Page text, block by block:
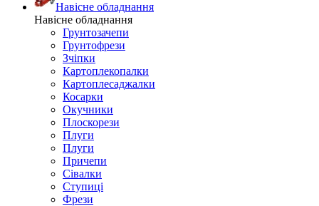
Навісне обладнання
Навісне обладнання
Грунтозачепи
Грунтофрези
Зчіпки
Картоплекопалки
Картоплесаджалки
Косарки
Окучники
Плоскорези
Плуги
Плуги
Причепи
Сівалки
Ступиці
Фрези